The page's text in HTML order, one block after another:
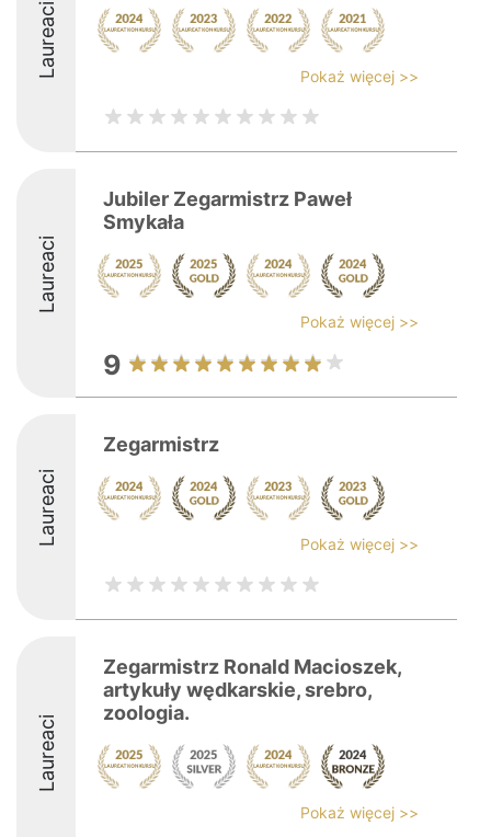
Laureaci Pokaż więcej >>
Laureaci
Jubiler Zegarmistrz Paweł
Smykała
Pokaż więcej >>
9
Laureaci
Zegarmistrz
Pokaż więcej >>
Laureaci
Zegarmistrz Ronald Macioszek,
artykuły wędkarskie, srebro,
zoologia.
Pokaż więcej >>